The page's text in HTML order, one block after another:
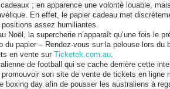
; en apparence une volonté louable,
En effet, le papier cadeau met
assez humiliantes.
Noël, la supercherie n’apparaît qu’une fois le
du papier – Rendez-vous sur la pelouse lors du
en vente sur Ticketek.com.au
de football qui se cache derrière cette
promouvoir son site de vente de tickets en ligne
boxing day afin de pousser les australiens à